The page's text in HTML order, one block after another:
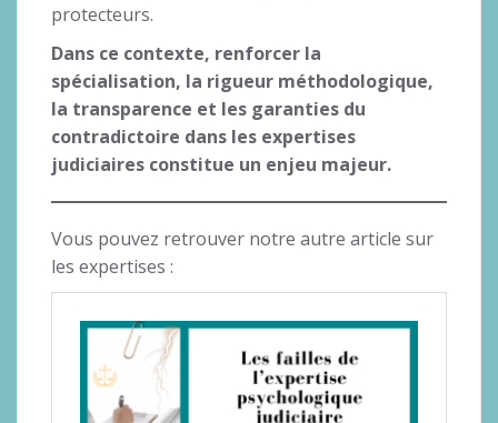
protecteurs.
Dans ce contexte, renforcer la
spécialisation, la rigueur méthodologique,
la transparence et les garanties du
contradictoire dans les expertises
judiciaires constitue un enjeu majeur.
Vous pouvez retrouver notre autre article sur
les expertises :